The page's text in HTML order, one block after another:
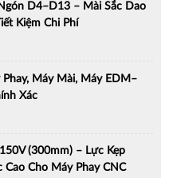
D4–D13 – Mài Sắc Dao
Kiệm Chi Phí
Phay, Máy Mài, Máy EDM–
Xác
(300mm) – Lực Kẹp
Cao Cho Máy Phay CNC